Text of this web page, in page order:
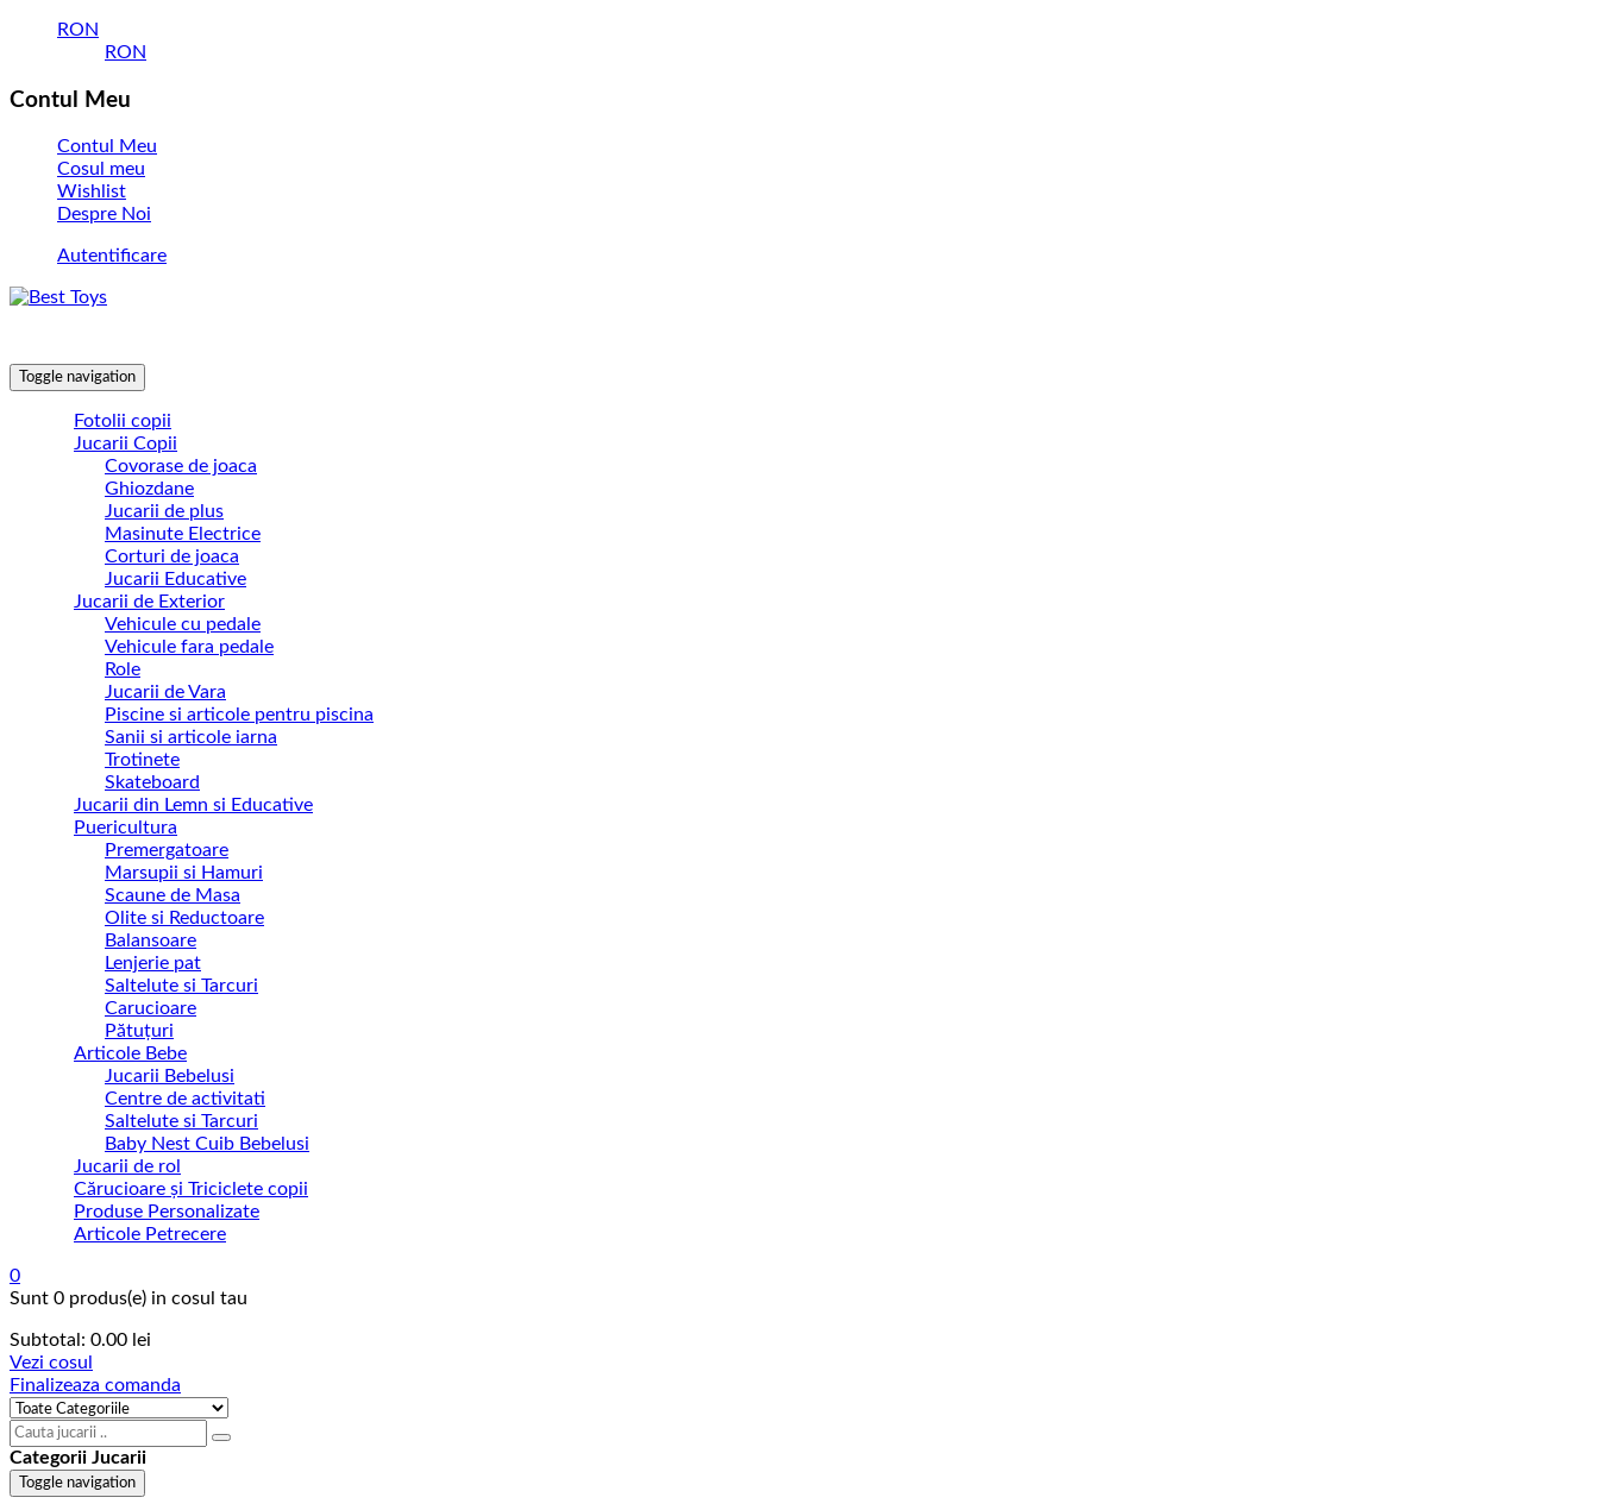
RON
RON
Contul Meu
Contul Meu
Cosul meu
Wishlist
Despre Noi
Autentificare
Toggle navigation
Fotolii copii
Jucarii Copii
Covorase de joaca
Ghiozdane
Jucarii de plus
Masinute Electrice
Corturi de joaca
Jucarii Educative
Jucarii de Exterior
Vehicule cu pedale
Vehicule fara pedale
Role
Jucarii de Vara
Piscine si articole pentru piscina
Sanii si articole iarna
Trotinete
Skateboard
Jucarii din Lemn si Educative
Puericultura
Premergatoare
Marsupii si Hamuri
Scaune de Masa
Olite si Reductoare
Balansoare
Lenjerie pat
Saltelute si Tarcuri
Carucioare
Pătuțuri
Articole Bebe
Jucarii Bebelusi
Centre de activitati
Saltelute si Tarcuri
Baby Nest Cuib Bebelusi
Jucarii de rol
Cărucioare și Triciclete copii
Produse Personalizate
Articole Petrecere
0
Sunt 0 produs(e) in cosul tau
Subtotal: 0.00 lei
Vezi cosul
Finalizeaza comanda
Categorii Jucarii
Toggle navigation